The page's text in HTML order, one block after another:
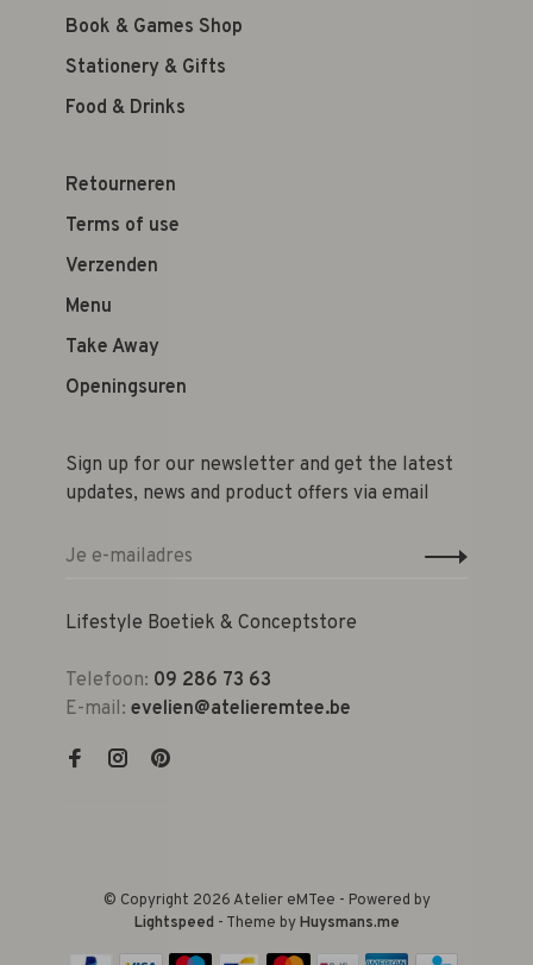
Book & Games Shop
Stationery & Gifts
Food & Drinks
Retourneren
Terms of use
Verzenden
Menu
Take Away
Openingsuren
Sign up for our newsletter and get the latest
updates, news and product offers via email
Lifestyle Boetiek & Conceptstore
Telefoon: 09 286 73 63
E-mail: evelien@atelieremtee.be
© Copyright 2026 Atelier eMTee - Powered by
Lightspeed - Theme byHuysmans.me